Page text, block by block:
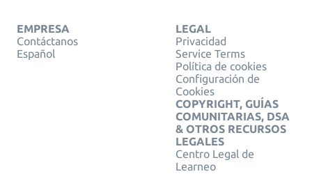
EMPRESA
Contáctanos
Español
LEGAL
Privacidad
Service Terms
Política de cookies
Configuración de
Cookies
COPYRIGHT, GUÍAS
COMUNITARIAS, DSA
& OTROS RECURSOS
LEGALES
Centro Legal de
Learneo